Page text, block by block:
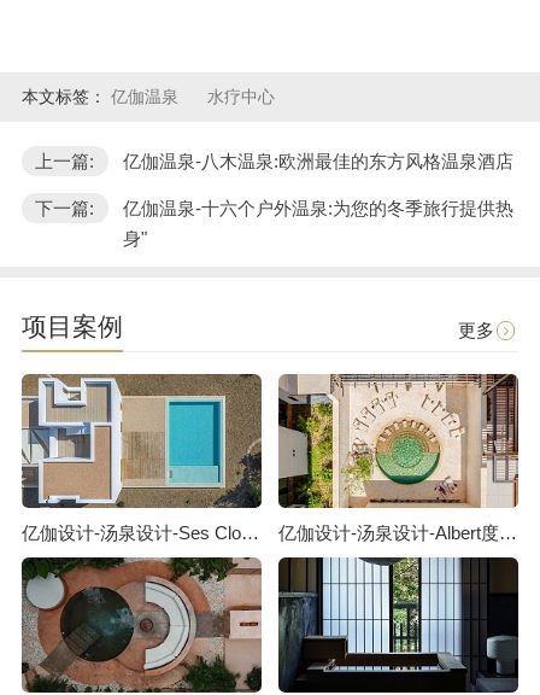
本文标签： 亿伽温泉 水疗中心
上一篇: 亿伽温泉-八木温泉:欧洲最佳的东方风格温泉酒店
下一篇:
亿伽温泉-十六个户外温泉:为您的冬季旅行提供热
身"
项目案例 更多
亿伽设计-汤泉设计-Ses Clotades泳池度假屋：关于对立关系的对话 亿伽设计-汤泉设计-Albert度假酒店：藏于老街之后的静谧酒店